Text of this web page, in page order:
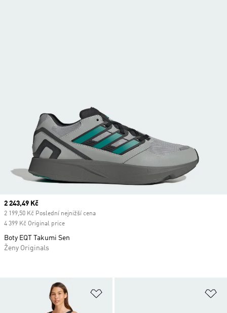
Current price
2 243,49 Kč
2 199,50 Kč Poslední nejnižší cena
4 399 Kč Original price
Boty EQT Takumi Sen
Ženy Originals